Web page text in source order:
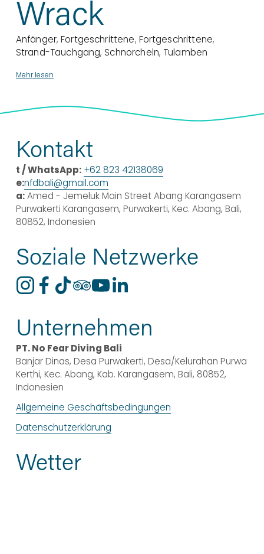
Anfänger,Fortgeschrittene, Fortgeschrittene,
Strand-Tauchgang, Schnorcheln, Tulamben
Wrack
Mehr lesen
Kontakt
t / WhatsApp: +62 823 42138069
e:nfdbali@gmail.com
a: Amed - Jemeluk Main Street Abang Karangasem
Purwakerti Karangasem, Purwakerti, Kec. Abang, Bali,
80852, Indonesien
Soziale Netzwerke
Unternehmen
PT. No Fear Diving Bali
Banjar Dinas, Desa Purwakerti, Desa/Kelurahan Purwa
Kerthi, Kec. Abang, Kab. Karangasem, Bali, 80852,
Indonesien
Allgemeine Geschäftsbedingungen
Datenschutzerklärung
Wetter